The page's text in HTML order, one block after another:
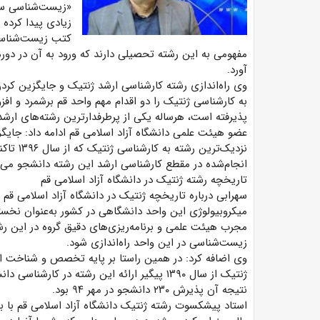
«زیست‌شناسی
زیادی پیدا
کتب
مفهومی به این رشته تحصیلی دارند که ورود به آن در
آورد.
وی راه‌اندازی رشته کارشناسی ارشد ژنتیک و جایگزین
‌پذیرفته است، هرساله یکی از پرطرفدارترین رشته‌های
عضو هیئت علمی دانشگاه آزاد اسلامی قم ادامه داد:
انجام‌شده در مقطع کارشناسی ارشد این رشته دانشجو
تاریخچه رشته ژنتیک در دانشگاه آزاد اسلامی قم
سهرابی درباره تاریخچه ژنتیک در دانشگاه آزاد
مجرب هیئت علمی و برنامه‌ریزی‌های دقیق گروه در این
زیست‌شناسی در این واحد راه‌اندازی شود.
وی اضافه کرد:‌ در همین راستا بر پایه تخصص و شناخت
نتیجه آن پذیرش ۲۳۰ دانشجو در مهر ۹۴ بود.
استاد پیشکسوت رشته ژنتیک دانشگاه آزاد اسلامی قم